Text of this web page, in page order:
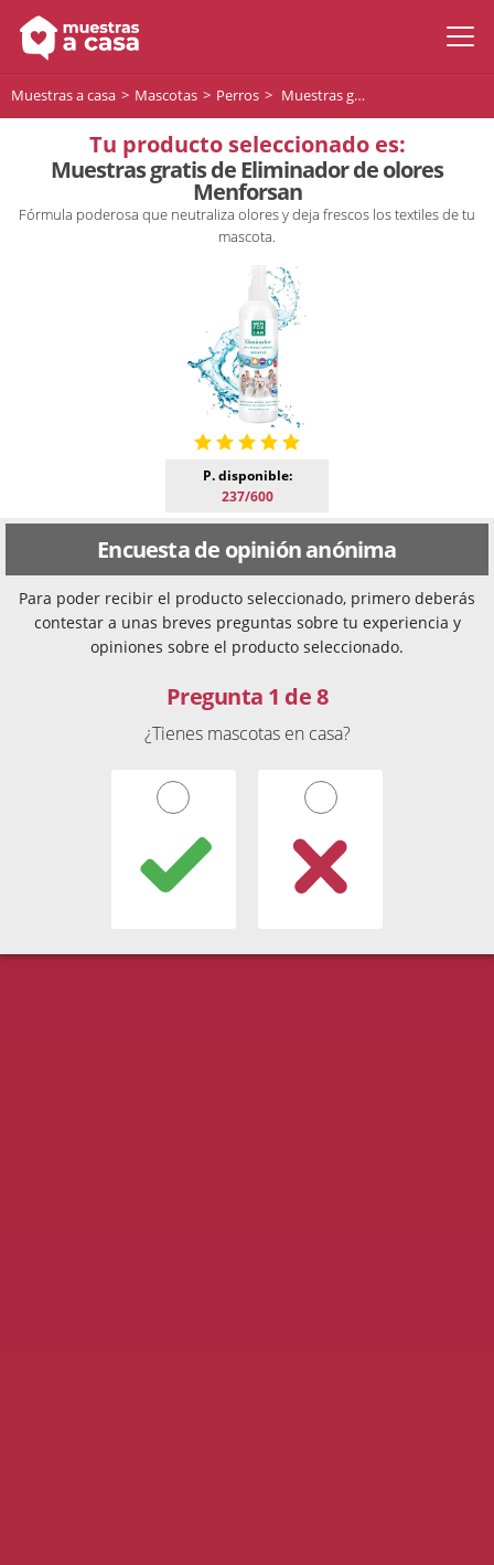
Muestras a casa Mascotas Perros Muestras gratis de Eliminador de olores Menforsan
Tu producto seleccionado es:
Muestras gratis de Eliminador de olores
Menforsan
Fórmula poderosa que neutraliza olores y deja frescos los textiles de tu
mascota.
P. disponible:
237/600
Encuesta de opinión anónima
Para poder recibir el producto seleccionado, primero deberás
contestar a unas breves preguntas sobre tu experiencia y
opiniones sobre el producto seleccionado.
Pregunta 1 de 8
¿Tienes mascotas en casa?